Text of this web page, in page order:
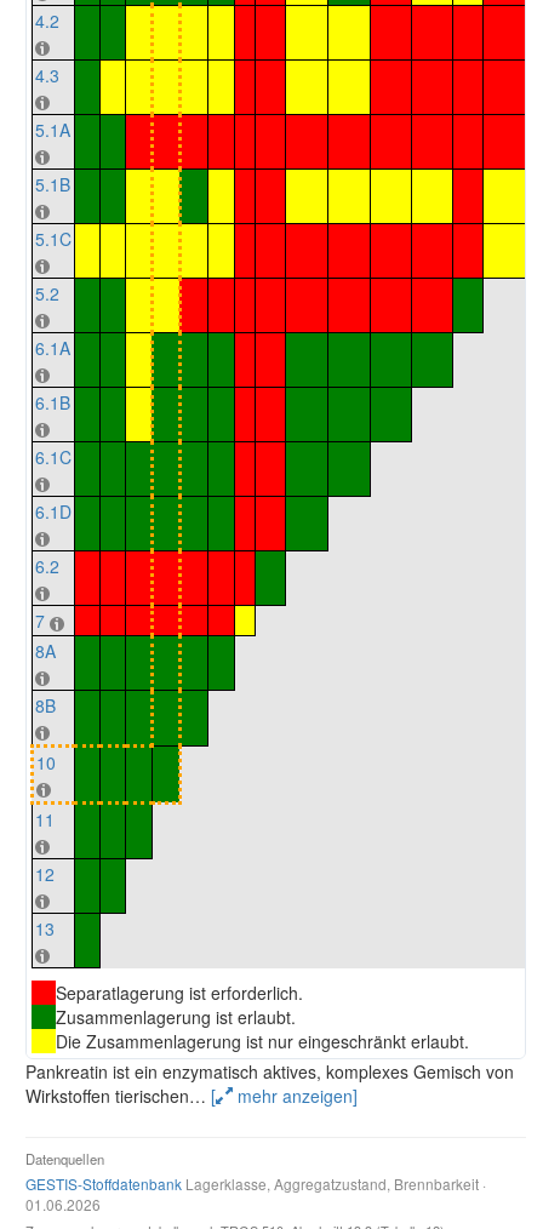
4.2
4.3
5.1A
5.1B
5.1C
5.2
6.1A
6.1B
6.1C
6.1D
6.2
7
8A
8B
10
11
12
13
Separatlagerung ist erforderlich.
Zusammenlagerung ist erlaubt.
Die Zusammenlagerung ist nur eingeschränkt erlaubt.
Pankreatin ist ein enzymatisch aktives, komplexes Gemisch von
Wirkstoffen tierischen… [ mehr anzeigen]
Datenquellen
GESTIS-Stoffdatenbank Lagerklasse, Aggregatzustand, Brennbarkeit ·
01.06.2026